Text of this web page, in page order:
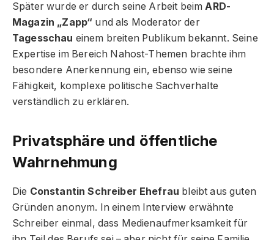
Später wurde er durch seine Arbeit beimARD-
Magazin „Zapp“ und als Moderator der
Tagesschau einem breiten Publikum bekannt. Seine
Expertise im Bereich Nahost-Themen brachte ihm
besondere Anerkennung ein, ebenso wie seine
Fähigkeit, komplexe politische Sachverhalte
verständlich zu erklären.
Privatsphäre und öffentliche
Wahrnehmung
Die Constantin Schreiber Ehefrau bleibt aus guten
Gründen anonym. In einem Interview erwähnte
Schreiber einmal, dass Medienaufmerksamkeit für